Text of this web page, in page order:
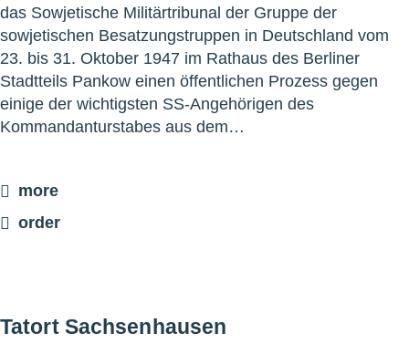
das Sowjetische Militärtribunal der Gruppe der
sowjetischen Besatzungstruppen in Deutschland vom
23. bis 31. Oktober 1947 im Rathaus des Berliner
Stadtteils Pankow einen öffentlichen Prozess gegen
einige der wichtigsten SS-Angehörigen des
Kommandanturstabes aus dem…
more
order
Tatort Sachsenhausen